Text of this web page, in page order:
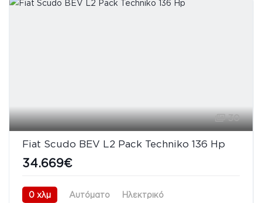
30
Fiat Scudo BEV L2 Pack Techniko 136 Hp
34.669€
0 χλμ Αυτόματο
Ηλεκτρικό